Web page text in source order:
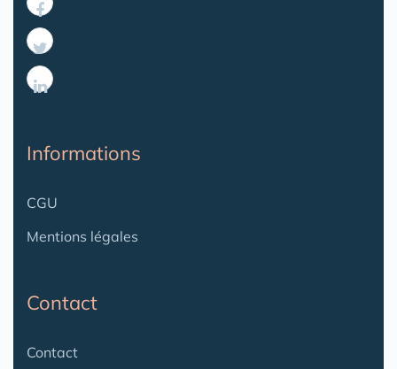
Informations
CGU
Mentions légales
Contact
Contact